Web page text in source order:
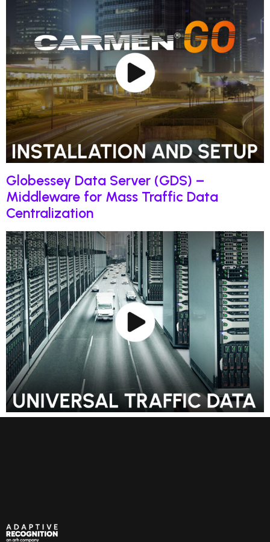
Globessey Data Server (GDS) –
Middleware for Mass Traffic Data
Centralization